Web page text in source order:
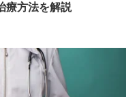
療方法を解説